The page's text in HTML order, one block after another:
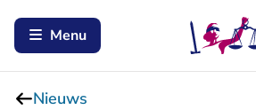
Menu
Nieuws